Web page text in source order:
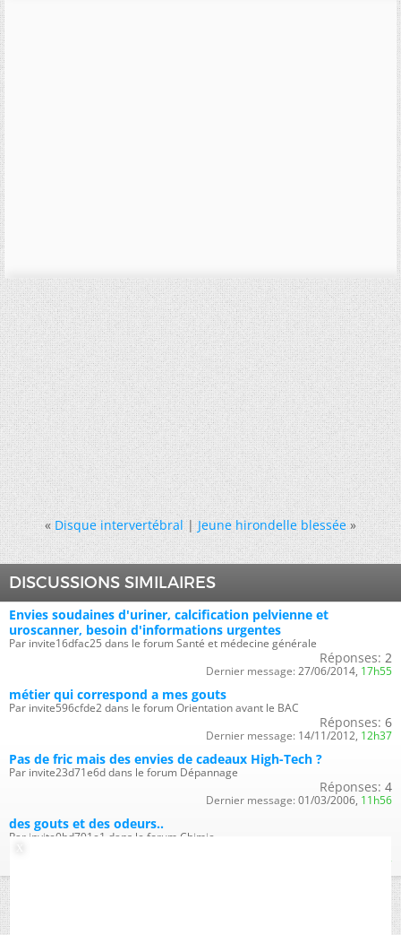
« Disque intervertébral|Jeune hirondelle blessée »
DISCUSSIONS SIMILAIRES
Envies soudaines d'uriner, calcification pelvienne et
uroscanner, besoin d'informations urgentes
Par invite16dfac25 dans le forum Santé et médecine générale
Réponses: 2
Dernier message: 27/06/2014, 17h55
métier qui correspond a mes gouts
Par invite596cfde2 dans le forum Orientation avant le BAC
Réponses: 6
Dernier message: 14/11/2012, 12h37
Pas de fric mais des envies de cadeaux High-Tech ?
Par invite23d71e6d dans le forum Dépannage
Réponses: 4
Dernier message: 01/03/2006, 11h56
des gouts et des odeurs..
Par invite0bd791e1 dans le forum Chimie
17h57